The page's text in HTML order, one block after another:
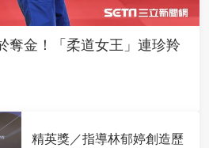
奪金！「柔道女王」連珍羚
精英獎／指導林郁婷創造歷